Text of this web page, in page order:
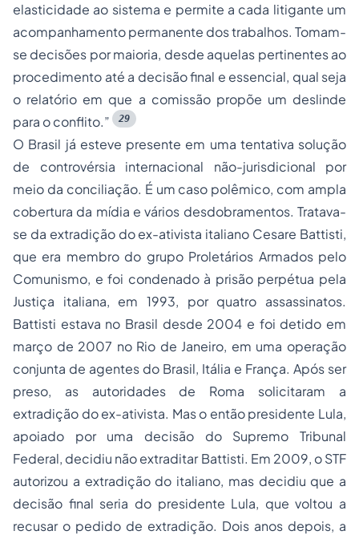
elasticidade ao sistema e permite a cada litigante um
acompanhamento permanente dos trabalhos. Tomam-
se decisões por maioria, desde aquelas pertinentes ao
procedimento até a decisão final e essencial, qual seja
o relatório em que a comissão propõe um deslinde
para o conflito.”
29
O Brasil já esteve presente em uma tentativa solução
de controvérsia internacional não-jurisdicional por
meio da conciliação. É um caso polêmico, com ampla
cobertura da mídia e vários desdobramentos. Tratava-
se da extradição do ex-ativista italiano Cesare Battisti,
que era membro do grupo Proletários Armados pelo
Comunismo, e foi condenado à prisão perpétua pela
Justiça italiana, em 1993, por quatro assassinatos.
Battisti estava no Brasil desde 2004 e foi detido em
março de 2007 no Rio de Janeiro, em uma operação
conjunta de agentes do Brasil, Itália e França. Após ser
preso, as autoridades de Roma solicitaram a
extradição do ex-ativista. Mas o então presidente Lula,
apoiado por uma decisão do Supremo Tribunal
Federal, decidiu não extraditar Battisti. Em 2009, o STF
autorizou a extradição do italiano, mas decidiu que a
decisão final seria do presidente Lula, que voltou a
recusar o pedido de extradição. Dois anos depois, a